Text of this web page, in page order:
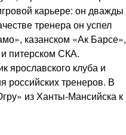
карьере: он дважды
тренера он успел
казанском «Ак Барсе»,
питерском СКА.
ярославского клуба и
российских тренеров. В
из Ханты-Мансийска к